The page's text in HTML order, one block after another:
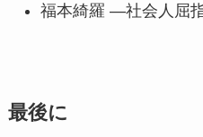
福本綺羅 —社会人屈
最後に